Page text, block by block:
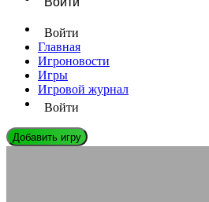
Войти
Главная
Игроновости
Игры
Игровой журнал
Войти
Добавить игру